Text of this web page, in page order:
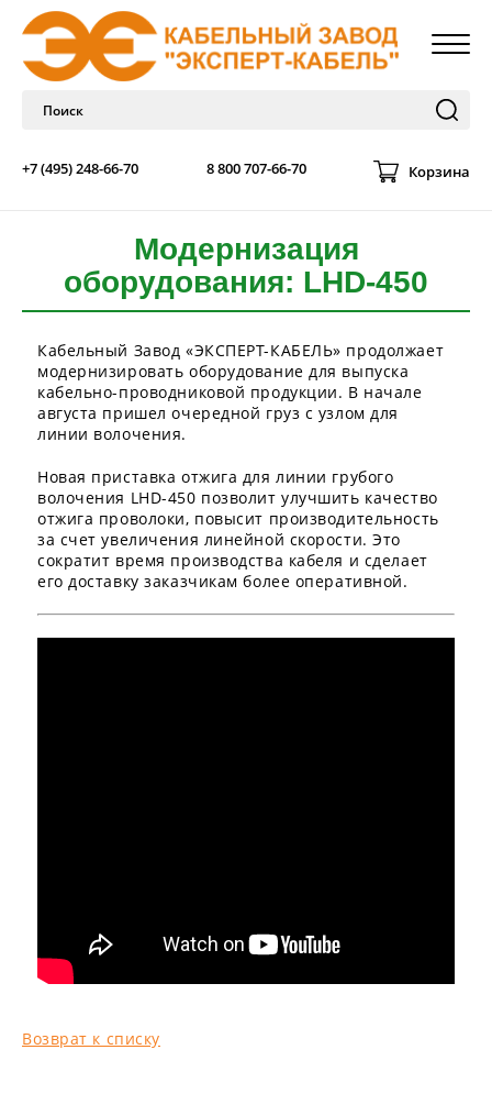
+7 (495) 248-66-70 8 800 707-66-70 Корзина
Модернизация
оборудования: LHD-450
Кабельный Завод «ЭКСПЕРТ-КАБЕЛЬ» продолжает
модернизировать оборудование для выпуска
кабельно-проводниковой продукции. В начале
августа пришел очередной груз с узлом для
линии волочения.
Новая приставка отжига для линии грубого
волочения LHD-450 позволит улучшить качество
отжига проволоки, повысит производительность
за счет увеличения линейной скорости. Это
сократит время производства кабеля и сделает
его доставку заказчикам более оперативной.
Возврат к списку